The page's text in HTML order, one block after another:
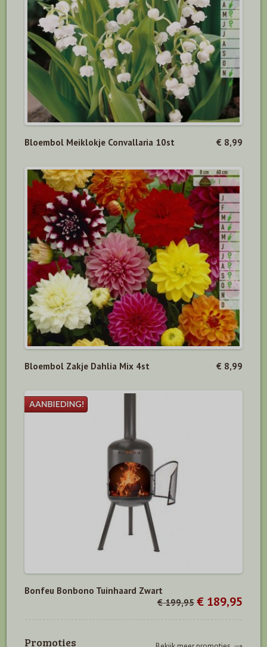
Bloembol Meiklokje Convallaria 10st € 8,99
Bloembol Zakje Dahlia Mix 4st € 8,99
Bonfeu Bonbono Tuinhaard Zwart
€ 199,95 € 189,95
Promoties